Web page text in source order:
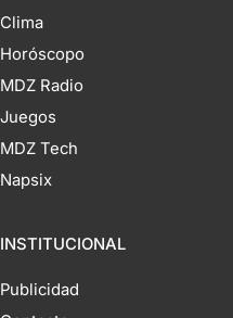
Clima
Horóscopo
MDZ Radio
Juegos
MDZ Tech
Napsix
INSTITUCIONAL
Publicidad